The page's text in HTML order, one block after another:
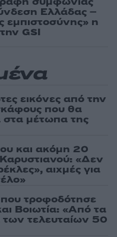
Ελλάδας –
η
GSI
εικόνες από την
που θα
στα μέτωπα της
και ακόμη 20
«Δεν
αιχμές για
τροφοδότησε
Βοιωτία: «Από τα
των τελευταίων 50